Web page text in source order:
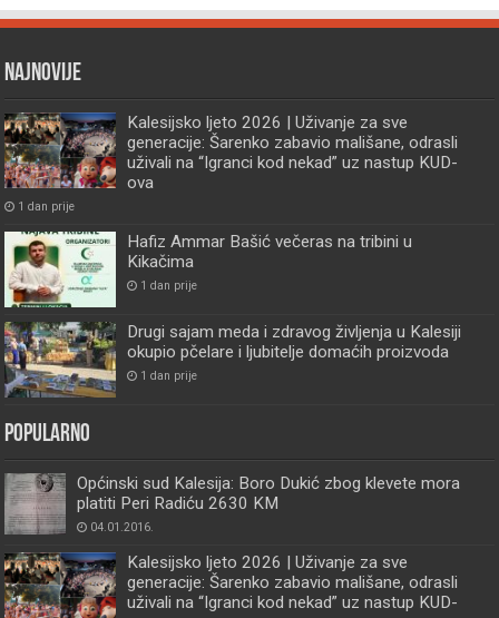
Najnovije
Kalesijsko ljeto 2026 | Uživanje za sve
generacije: Šarenko zabavio mališane, odrasli
uživali na “Igranci kod nekad” uz nastup KUD-
ova
1 dan prije
Hafiz Ammar Bašić večeras na tribini u
Kikačima
1 dan prije
Drugi sajam meda i zdravog življenja u Kalesiji
okupio pčelare i ljubitelje domaćih proizvoda
1 dan prije
Popularno
Općinski sud Kalesija: Boro Dukić zbog klevete mora
platiti Peri Radiću 2630 KM
04.01.2016.
Kalesijsko ljeto 2026 | Uživanje za sve
generacije: Šarenko zabavio mališane, odrasli
uživali na “Igranci kod nekad” uz nastup KUD-